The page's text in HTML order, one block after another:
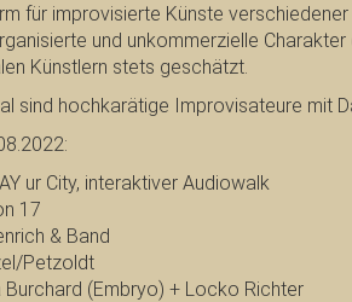
für improvisierte Künste
und unkommerzielle
Künstlern stets geschätzt.
sind hochkarätige Improvisateure mit
ur City, interaktiver Audiowalk
17
& Band
Petzoldt
Burchard (Embryo) + Locko Richter